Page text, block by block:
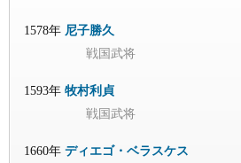
1578年 尼子勝久
戦国武将
1593年 牧村利貞
戦国武将
1660年 ディエゴ・ベラスケス